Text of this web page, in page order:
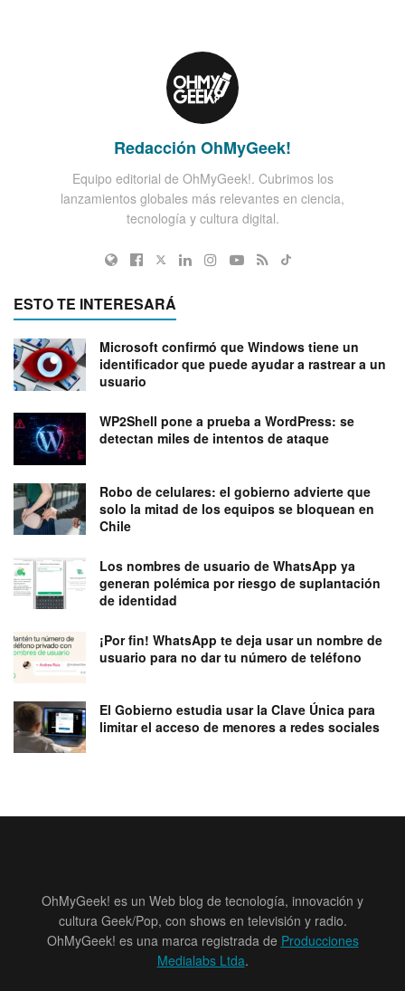
Redacción OhMyGeek!
Equipo editorial de OhMyGeek!. Cubrimos los
lanzamientos globales más relevantes en ciencia,
tecnología y cultura digital.
ESTO TE INTERESARÁ
Microsoft confirmó que Windows tiene un
identificador que puede ayudar a rastrear a un
usuario
WP2Shell pone a prueba a WordPress: se
detectan miles de intentos de ataque
Robo de celulares: el gobierno advierte que
solo la mitad de los equipos se bloquean en
Chile
Los nombres de usuario de WhatsApp ya
generan polémica por riesgo de suplantación
de identidad
¡Por fin! WhatsApp te deja usar un nombre de
usuario para no dar tu número de teléfono
El Gobierno estudia usar la Clave Única para
limitar el acceso de menores a redes sociales
OhMyGeek! es un Web blog de tecnología, innovación y
cultura Geek/Pop, con shows en televisión y radio.
OhMyGeek! es una marca registrada de Producciones
Medialabs Ltda.